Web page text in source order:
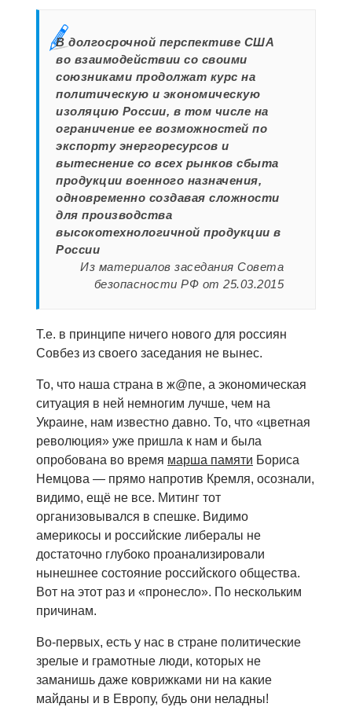
В долгосрочной перспективе США
во взаимодействии со своими
союзниками продолжат курс на
политическую и экономическую
изоляцию России, в том числе на
ограничение ее возможностей по
экспорту энергоресурсов и
вытеснение со всех рынков сбыта
продукции военного назначения,
одновременно создавая сложности
для производства
высокотехнологичной продукции в
России
Из материалов заседания Совета
безопасности РФ от 25.03.2015
Т.е. в принципе ничего нового для россиян
Совбез из своего заседания не вынес.
То, что наша страна в ж@пе, а экономическая
ситуация в ней немногим лучше, чем на
Украине, нам известно давно. То, что «цветная
революция» уже пришла к нам и была
опробована во время марша памяти Бориса
Немцова — прямо напротив Кремля, осознали,
видимо, ещё не все. Митинг тот
организовывался в спешке. Видимо
америкосы и российские либералы не
достаточно глубоко проанализировали
нынешнее состояние российского общества.
Вот на этот раз и «пронесло». По нескольким
причинам.
Во-первых, есть у нас в стране политические
зрелые и грамотные люди, которых не
заманишь даже коврижками ни на какие
майданы и в Европу, будь они неладны!